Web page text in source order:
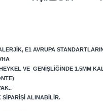
E1 AVRUPA
VE GENIŞLIĞINDE 1.5MM
SIPARIŞI ALINABILIR.